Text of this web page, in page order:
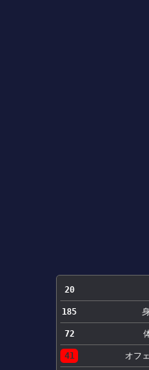
20
185
72
41 オフ